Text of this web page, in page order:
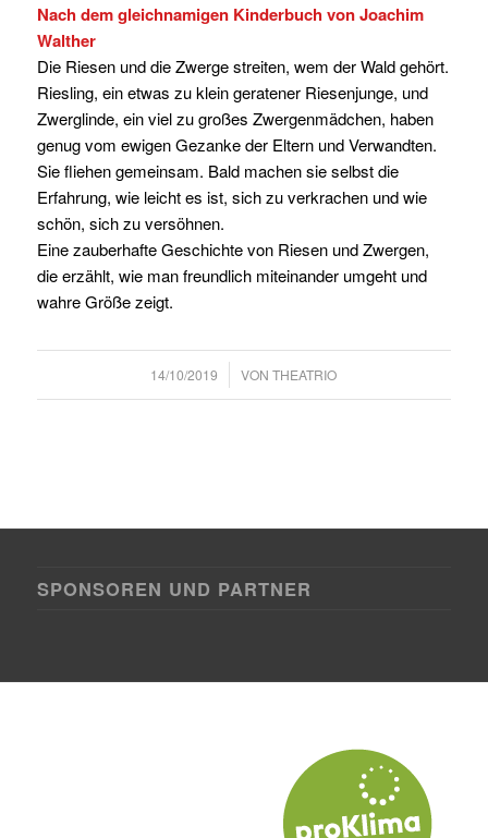
Nach dem gleichnamigen Kinderbuch von Joachim
Walther
Die Riesen und die Zwerge streiten, wem der Wald gehört.
Riesling, ein etwas zu klein geratener Riesenjunge, und
Zwerglinde, ein viel zu großes Zwergenmädchen, haben
genug vom ewigen Gezanke der Eltern und Verwandten.
Sie fliehen gemeinsam. Bald machen sie selbst die
Erfahrung, wie leicht es ist, sich zu verkrachen und wie
schön, sich zu versöhnen.
Eine zauberhafte Geschichte von Riesen und Zwergen,
die erzählt, wie man freundlich miteinander umgeht und
wahre Größe zeigt.
14/10/2019
/ VONTHEATRIO
SPONSOREN UND PARTNER